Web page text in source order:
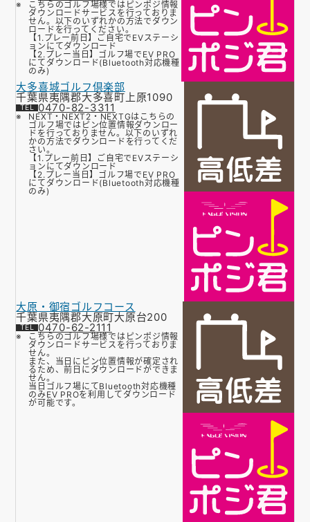
こちらのゴルフ場様ではピンポジ情報
ダウンロードサービスを行っておりま
せん。以下のいずれかの方法でダウン
ロードを行ってください。
【1.プレー前日】ご自宅でEVステーシ
ョンにてダウンロード
【2.プレー当日】ゴルフ場でEV PRO
にてダウンロード(Bluetooth対応機種
のみ)
大多喜城ゴルフ倶楽部
千葉県夷隅郡大多喜町上原1090
0470-82-3311
NEXT・NEXT2・NEXTGはこちらの
ゴルフ場ではピン位置情報ダウンロー
ドを行っておりません。以下のいずれ
かの方法でダウンロードを行ってくだ
さい。
【1.プレー前日】ご自宅でEVステーシ
ョンにてダウンロード
【2.プレー当日】ゴルフ場でEV PRO
にてダウンロード(Bluetooth対応機種
のみ)
大原・御宿ゴルフコース
千葉県夷隅郡大原町大原台200
0470-62-2111
こちらのゴルフ場様ではピンポジ情報
ダウンロードサービスを行っておりま
せん。
また、当日にピン位置情報が確定され
るため、前日にダウンロードができま
せん。
当日ゴルフ場にてBluetooth対応機種
のみEV PROを利用してダウンロード
が可能です。